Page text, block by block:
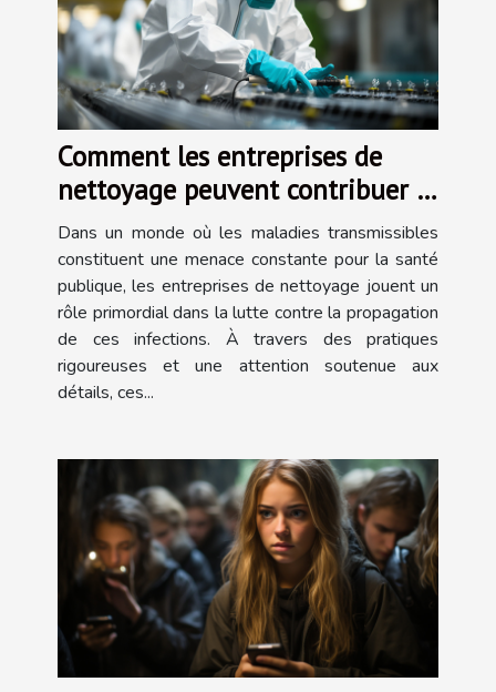
Comment les entreprises de
nettoyage peuvent contribuer à
réduire la propagation des
maladies transmissibles
Dans un monde où les maladies transmissibles
constituent une menace constante pour la santé
publique, les entreprises de nettoyage jouent un
rôle primordial dans la lutte contre la propagation
de ces infections. À travers des pratiques
rigoureuses et une attention soutenue aux
détails, ces...